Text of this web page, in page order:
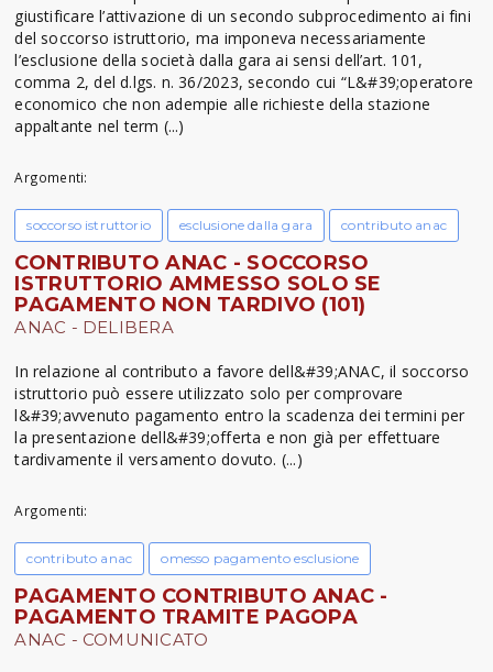
giustificare l’attivazione di un secondo subprocedimento ai fini
del soccorso istruttorio, ma imponeva necessariamente
l’esclusione della società dalla gara ai sensi dell’art. 101,
comma 2, del d.lgs. n. 36/2023, secondo cui “L&#39;operatore
economico che non adempie alle richieste della stazione
appaltante nel term (...)
Argomenti:
soccorso istruttorio esclusione dalla gara contributo anac
CONTRIBUTO ANAC - SOCCORSO
ISTRUTTORIO AMMESSO SOLO SE
PAGAMENTO NON TARDIVO (101)
ANAC - DELIBERA
In relazione al contributo a favore dell&#39;ANAC, il soccorso
istruttorio può essere utilizzato solo per comprovare
l&#39;avvenuto pagamento entro la scadenza dei termini per
la presentazione dell&#39;offerta e non già per effettuare
tardivamente il versamento dovuto. (...)
Argomenti:
contributo anac omesso pagamento esclusione
PAGAMENTO CONTRIBUTO ANAC -
PAGAMENTO TRAMITE PAGOPA
ANAC - COMUNICATO